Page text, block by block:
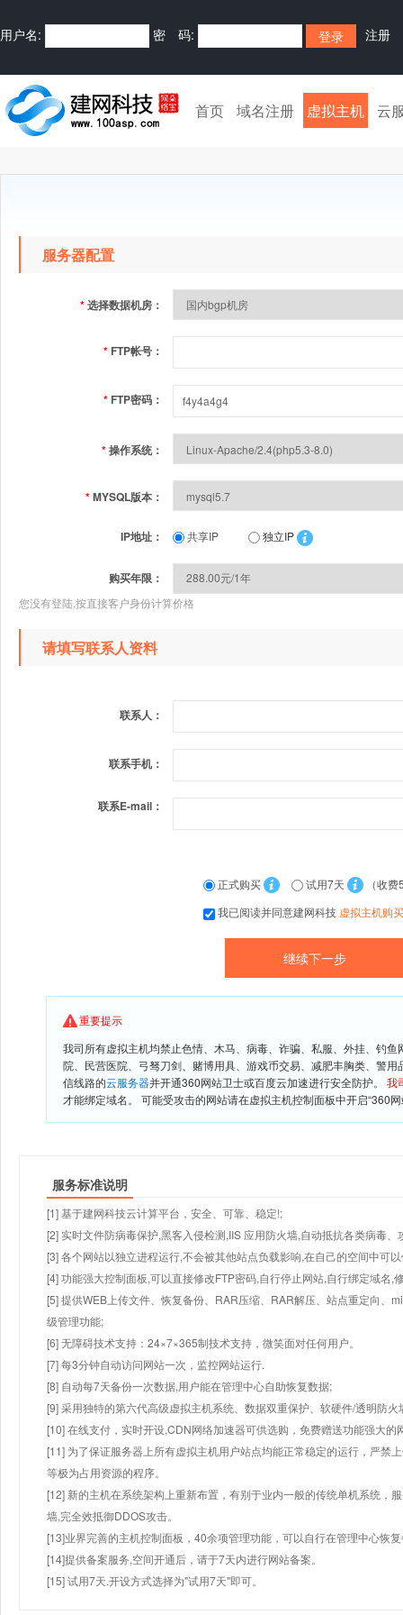
用户名: 密 码: 注册
首页 域名注册 虚拟主机 云
服务器配置
*选择数据机房：
* FTP帐号：
* FTP密码：
*操作系统：
*MYSQL版本：
IP地址： 共享IP 独立IP
购买年限：
您没有登陆,按直接客户身份计算价格
请填写联系人资料
联系人：
联系手机：
联系E-mail：
正式购买 试用7天
（收费
我已阅读并同意建网科技 虚拟主机购
重要提示
我司所有虚拟主机均禁止色情、木马、病毒、诈骗、私服、外挂、钓
院、民营医院、弓驽刀剑、赌博用具、游戏币交易、减肥丰胸类、警
信线路的云服务器并开通360网站卫士或百度云加速进行安全防护。 我
才能绑定域名。 可能受攻击的网站请在虚拟主机控制面板中开启“360
服务标准说明
[1] 基于建网科技云计算平台，安全、可靠、稳定!;
[2] 实时文件防病毒保护,黑客入侵检测,IIS 应用防火墙,自动抵抗各类病毒、
[3] 各个网站以独立进程运行,不会被其他站点负载影响,在自己的空间中可
[4] 功能强大控制面板,可以直接修改FTP密码,自行停止网站,自行绑定域名,
[5] 提供WEB上传文件、恢复备份、RAR压缩、RAR解压、站点重定向、
级管理功能;
[6] 无障碍技术支持：24×7×365制技术支持，微笑面对任何用户。
[7] 每3分钟自动访问网站一次，监控网站运行.
[8] 自动每7天备份一次数据,用户能在管理中心自助恢复数据;
[9] 采用独特的第六代高级虚拟主机系统、数据双重保护、软硬件/透明防火
[10] 在线支付，实时开设,CDN网络加速器可供选购，免费赠送功能强大
[11] 为了保证服务器上所有虚拟主机用户站点均能正常稳定的运行，严禁
等极为占用资源的程序。
[12] 新的主机在系统架构上重新布置，有别于业内一般的传统单机系统，
墙,完全效抵御DDOS攻击。
[13]业界完善的主机控制面板，40余项管理功能，可以自行在管理中心恢
[14]提供备案服务,空间开通后，请于7天内进行网站备案。
[15] 试用7天.开设方式选择为"试用7天"即可。